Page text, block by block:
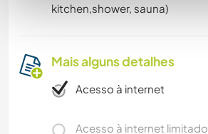
kitchen,shower, sauna)
Mais alguns detalhes
Acesso à internet
Acesso à internet limitado